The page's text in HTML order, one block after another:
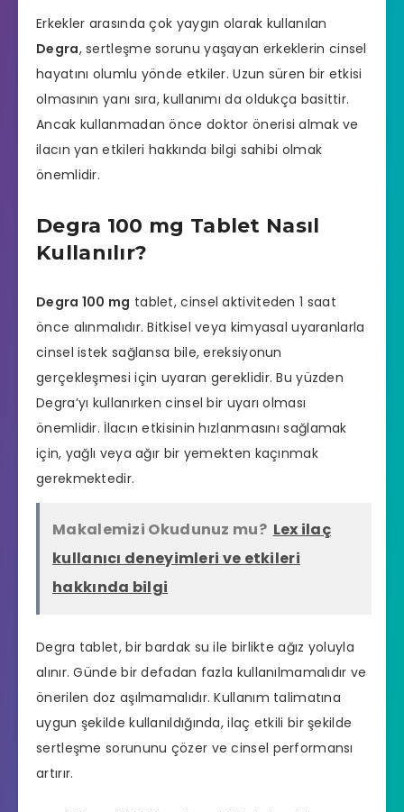
Erkekler arasında çok yaygın olarak kullanılan
Degra,sertleşme sorunu yaşayan erkeklerin cinsel
hayatını olumlu yönde etkiler. Uzun süren bir etkisi
olmasının yanı sıra, kullanımı da oldukça basittir.
Ancak kullanmadan önce doktor önerisi almak ve
ilacın yan etkileri hakkında bilgi sahibi olmak
önemlidir.
Degra 100 mg Tablet Nasıl
Kullanılır?
Degra 100 mg tablet, cinsel aktiviteden 1 saat
önce alınmalıdır. Bitkisel veya kimyasal uyaranlarla
cinsel istek sağlansa bile, ereksiyonun
gerçekleşmesi için uyaran gereklidir. Bu yüzden
Degra’yı kullanırken cinsel bir uyarı olması
önemlidir. İlacın etkisinin hızlanmasını sağlamak
için, yağlı veya ağır bir yemekten kaçınmak
gerekmektedir.
Makalemizi Okudunuz mu? Lex ilaç
kullanıcı deneyimleri ve etkileri
hakkında bilgi
Degra tablet, bir bardak su ile birlikte ağız yoluyla
alınır. Günde bir defadan fazla kullanılmamalıdır ve
önerilen doz aşılmamalıdır. Kullanım talimatına
uygun şekilde kullanıldığında, ilaç etkili bir şekilde
sertleşme sorununu çözer ve cinsel performansı
artırır.